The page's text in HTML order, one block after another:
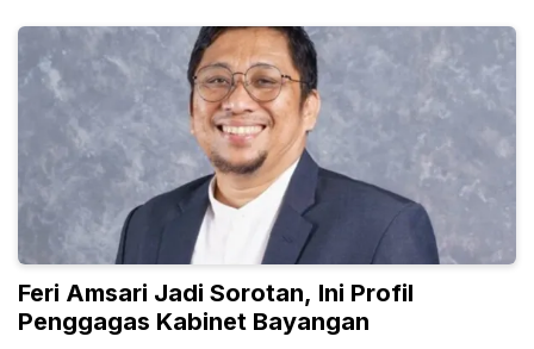
Feri Amsari Jadi Sorotan, Ini Profil
Penggagas Kabinet Bayangan